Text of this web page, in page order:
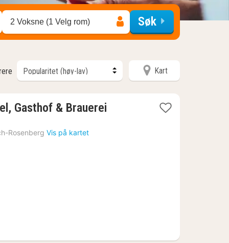
2 Voksne (1 Velg rom) Søk
Kart
Gasthof & Brauerei
Rosenberg Vis på kartet